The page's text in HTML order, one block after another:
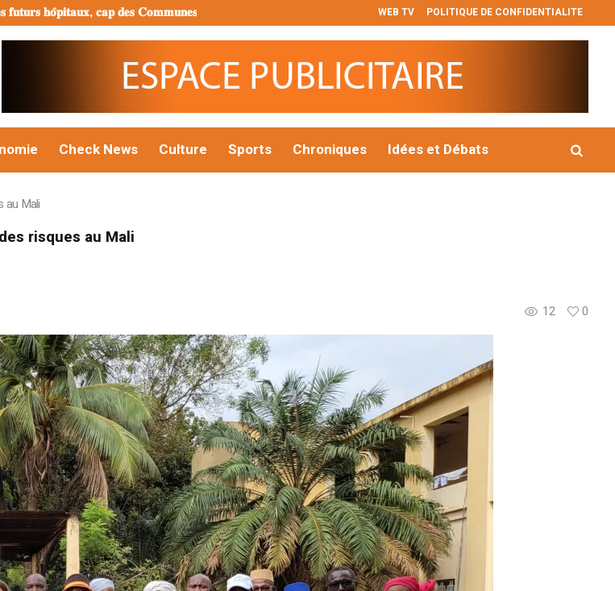
WEB TV POLITIQUE DE CONFIDENTIALITE
𝐂𝐨𝐦𝐦𝐮𝐧𝐞𝐬 𝐈𝐈𝐈 𝐞𝐭 𝐕𝐈 𝐕𝐚𝐜𝐚𝐧𝐜𝐞𝐬 𝐜𝐢𝐭𝐨𝐲𝐞𝐧𝐧𝐞𝐬 𝐝𝐞𝐬 𝐏𝐮𝐩𝐢𝐥𝐥𝐞𝐬 𝐝𝐞 𝐥𝐚 𝐍𝐚𝐭𝐢𝐨𝐧 : 𝐥𝐞 g𝐨𝐮𝐯𝐞𝐫𝐧𝐞𝐦𝐞𝐧𝐭 𝐫é𝐚𝐟𝐟𝐢𝐫𝐦𝐞 𝐬𝐨𝐧
Check News Culture Sports Chroniques Idées et Débats
au Mali
risques au Mali
12 0